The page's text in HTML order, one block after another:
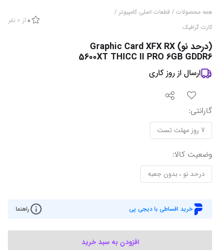
همه محصولات / قطعات اصلی کامپیوتر /
کارت گرافیک
0 از 0 نفر
(درحد نو) Graphic Card XFX RX
5600XT THICC II PRO 6GB GDDR6
ارسال از روز کاری
گارانتی‌:
7 روز مهلت تست
وضعیت کالا:
درحد نو ، بدون جعبه
خرید اقساطی با دیجی پی راهنما
افزودن به سبد خرید